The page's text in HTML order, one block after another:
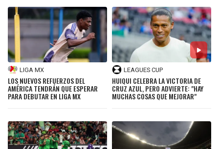
LIGA MX
LOS NUEVOS REFUERZOS DEL
AMÉRICA TENDRÁN QUE ESPERAR
PARA DEBUTAR EN LIGA MX
LEAGUES CUP
HUIQUI CELEBRA LA VICTORIA DE
CRUZ AZUL, PERO ADVIERTE: "HAY
MUCHAS COSAS QUE MEJORAR"